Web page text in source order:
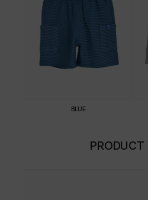
BLUE
PRODUCT